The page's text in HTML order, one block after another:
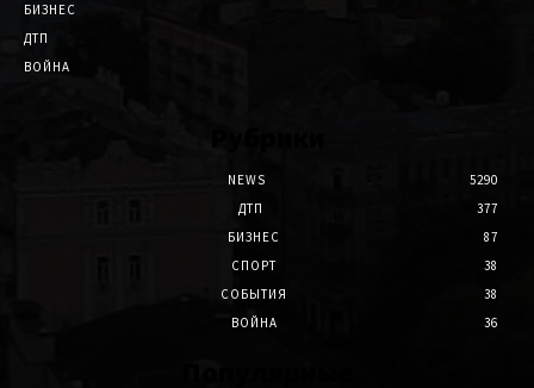
БИЗНЕС
ДТП
ВОЙНА
NEWS
5290
ДТП
377
БИЗНЕС
87
СПОРТ
38
СОБЫТИЯ
38
ВОЙНА
36